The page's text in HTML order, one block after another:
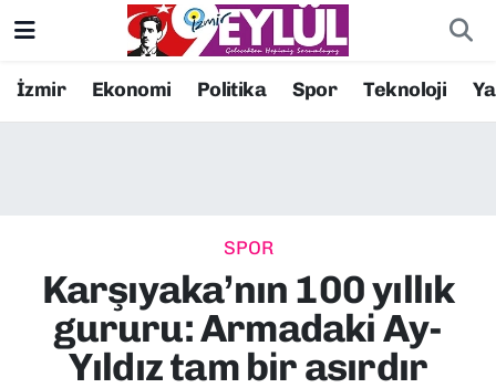
İzmir Ekonomi Politika Spor Teknoloji
SPOR
Karşıyaka’nın 100 yıllık
gururu: Armadaki Ay-
Yıldız tam bir asırdır
Resmi İlanlar
EKONOMİ
KÜLTÜR SANAT
Konak Nöbetçi Eczaneler
Süper Lig Puan Durumu ve Fikstür
Tüm Manşetler
Son Dakika Haberleri